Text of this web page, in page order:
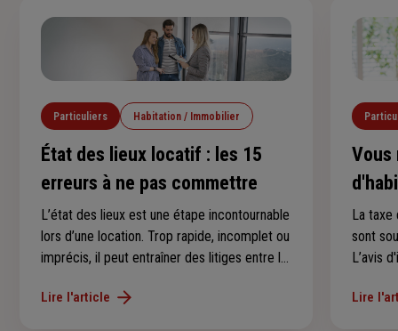
Particuliers Habitation / Immobilier
État des lieux locatif : les 15
erreurs à ne pas commettre
L’état des lieux est une étape incontournable
lors d’une location. Trop rapide, incomplet ou
imprécis, il peut entraîner des litiges entre le
moment de récupérer le dépôt de garantie.
Lire l'article
Vous
La
sont
L’avis
l’avez
Lire